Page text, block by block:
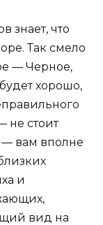
знает, что
Так смело
— Черное,
хорошо,
не стоит
вам вполне
и
вид на